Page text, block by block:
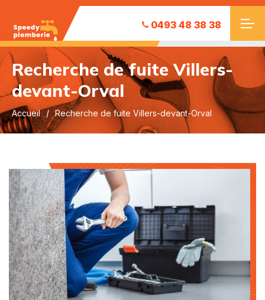
0493 48 38 38
Recherche de fuite Villers-
devant-Orval
Accueil Recherche de fuite Villers-devant-Orval